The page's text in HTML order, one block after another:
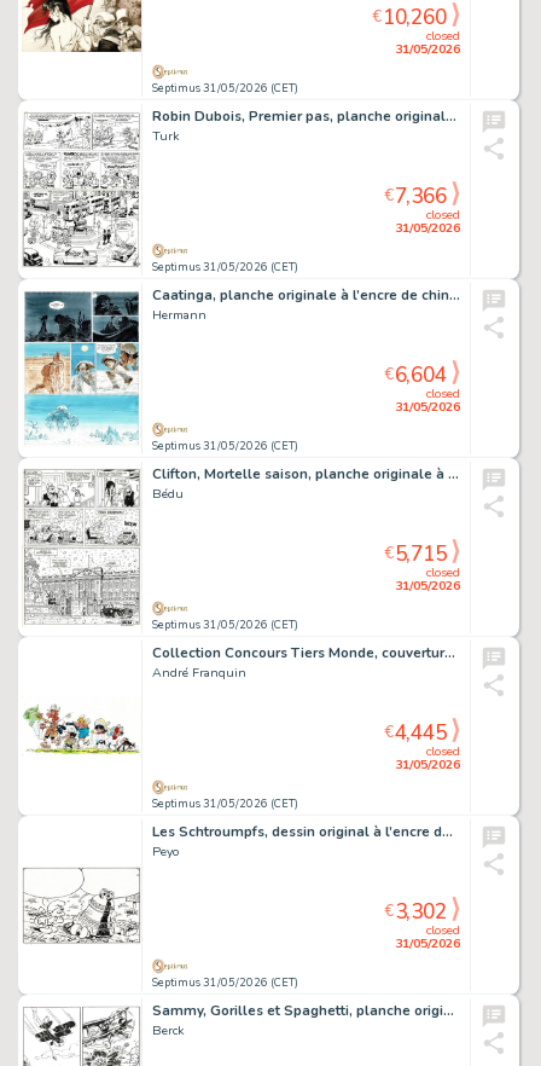
Septimus 31/05/2026 (CET)
closed
31/05/2026
€10,260
Robin Dubois, Premier pas, planche originale à l’encre de chine avec la présence de Clifton dans la dernière case.
Turk
Septimus 31/05/2026 (CET)
closed
31/05/2026
€7,366
Caatinga, planche originale à l’encre de chine et à l’aquarelle pour cet album paru en 1997 au Lombard.
Hermann
Septimus 31/05/2026 (CET)
closed
31/05/2026
€6,604
Clifton, Mortelle saison, planche originale à l’encre de chine avec Buckingham Palace en dernière case pour cet album paru en 1993 au Lombard.
Bédu
Septimus 31/05/2026 (CET)
closed
31/05/2026
€5,715
Collection Concours Tiers Monde, couverture originale à l’encre de chine et aux encres de couleurs pour ce livret paru en 1974.
André Franquin
Septimus 31/05/2026 (CET)
closed
31/05/2026
€4,445
Les Schtroumpfs, dessin original à l’encre de chine et rehauts à la gouache blanche sur papier dessin publiée dans le journal Spirou n°2049 du 21 juillet 1977. Superbe illustration réalisée pour un jeu concours intitulé «…
Peyo
Septimus 31/05/2026 (CET)
closed
31/05/2026
€3,302
Sammy, Gorilles et Spaghetti, planche originale à l’encre de chine pour cet album paru en 1974 chez Dupuis.
Berck